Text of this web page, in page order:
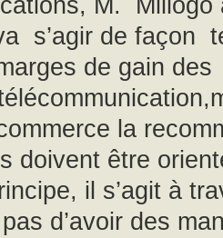
M. Millogo
s’agir de façon
de gain des
la
doivent être
il s’agit à
d’avoir des